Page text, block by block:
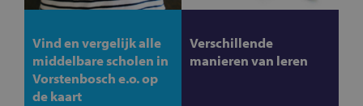
Vind en vergelijk alle
middelbare scholen in
Vorstenbosch e.o. op
de kaart
Verschillende
manieren van leren